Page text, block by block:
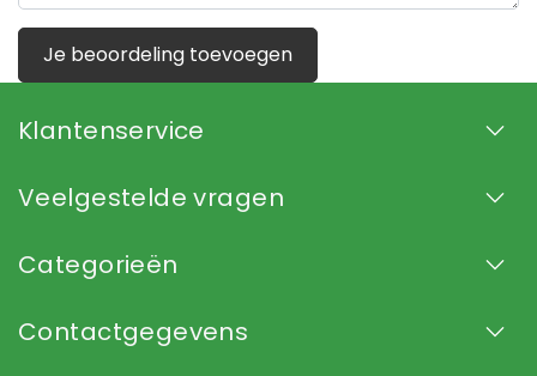
Je beoordeling toevoegen
Klantenservice
Veelgestelde vragen
Categorieën
Contactgegevens